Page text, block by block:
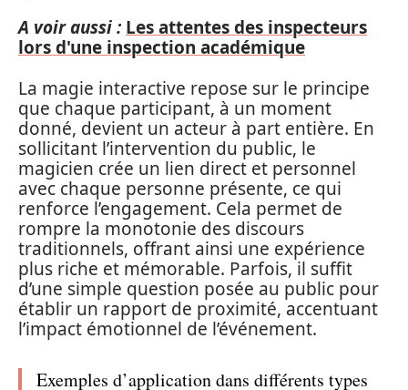
A voir aussi : Les attentes des inspecteurs
lors d'une inspection académique
La magie interactive repose sur le principe
que chaque participant, à un moment
donné, devient un acteur à part entière. En
sollicitant l’intervention du public, le
magicien crée un lien direct et personnel
avec chaque personne présente, ce qui
renforce l’engagement. Cela permet de
rompre la monotonie des discours
traditionnels, offrant ainsi une expérience
plus riche et mémorable. Parfois, il suffit
d’une simple question posée au public pour
établir un rapport de proximité, accentuant
l’impact émotionnel de l’événement.
Exemples d’application dans différents types